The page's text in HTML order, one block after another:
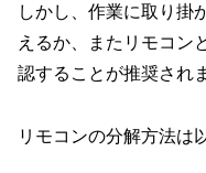
しかし、作業に取り掛
えるか、またリモコン
認することが推奨され
リモコンの分解方法は